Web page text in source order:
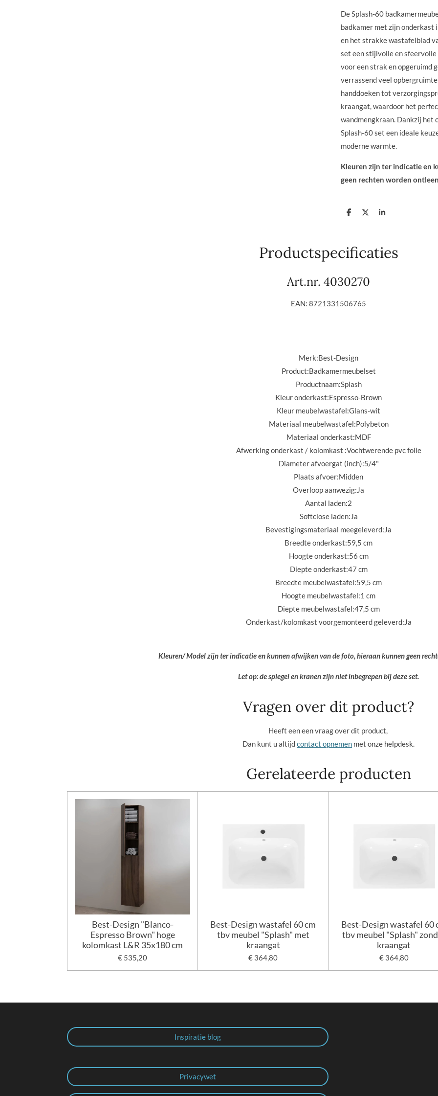
De Splash-60
badkamer met zijn onderkast
en het strakke wastafelblad
set een stijlvolle en
voor een strak en opgeruimd
verrassend veel
handdoeken tot
kraangat, waardoor het
wandmengkraan. Dankzij het
Splash-60 set een ideale
moderne warmte.
Kleuren zijn ter indicatie en
geen rechten worden
D
D
S
Productspecificaties
Art.nr. 4030270
EAN: 8721331506765
Merk:Best-Design
Product:Badkamermeubelset
Productnaam:Splash
Kleur onderkast:Espresso-Brown
Kleur meubelwastafel:Glans-wit
Materiaal meubelwastafel:Polybeton
Materiaal onderkast:MDF
Afwerking onderkast / kolomkast :Vochtwerende pvc folie
Diameter afvoergat (inch):5/4"
Plaats afvoer:Midden
Overloop aanwezig:Ja
Aantal laden:2
Softclose laden:Ja
Bevestigingsmateriaal meegeleverd:Ja
Breedte onderkast:59,5 cm
Hoogte onderkast:56 cm
Diepte onderkast:47 cm
Breedte meubelwastafel:59,5 cm
Hoogte meubelwastafel:1 cm
Diepte meubelwastafel:47,5 cm
Onderkast/kolomkast voorgemonteerd geleverd:Ja
Kleuren/ Model zijn ter indicatie en kunnen afwijken van de foto, hieraan kunnen geen
Let op: de spiegel en kranen zijn niet inbegrepen bij deze set.
Vragen over dit product?
Heeft een een vraag over dit product,
Dan kunt u altijdcontact opnemen met onze helpdesk.
Gerelateerde producten
Best-Design "Blanco-
Espresso Brown" hoge
kolomkast L&R 35x180 cm
€ 535,20
Best-Design wastafel 60 cm
tbv meubel "Splash" met
kraangat
€ 364,80
Best-Design wastafel 60
tbv meubel "Splash"
kraangat
€ 364,80
Inspiratie blog
Privacywet